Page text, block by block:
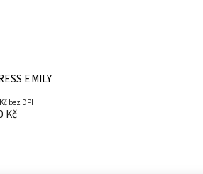
EMILY
bez DPH
Kč